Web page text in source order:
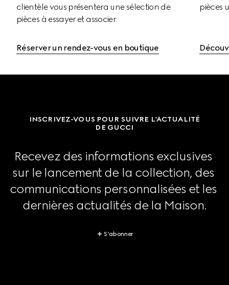
clientèle vous présentera une sélection de
pièces à essayer et associer.
Réserver un rendez-vous en boutique
pièces
INSCRIVEZ-VOUS POUR SUIVRE L’ACTUALITÉ
DE GUCCI
Recevez des informations exclusives
sur le lancement de la collection, des
communications personnalisées et les
dernières actualités de la Maison.
S’abonner